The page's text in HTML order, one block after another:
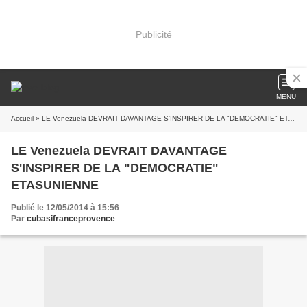
Publicité
MENU
Accueil » LE Venezuela DEVRAIT DAVANTAGE S'INSPIRER DE LA "DEMOCRATIE" ETASUNIENNE
LE Venezuela DEVRAIT DAVANTAGE
S'INSPIRER DE LA "DEMOCRATIE"
ETASUNIENNE
Publié le 12/05/2014 à 15:56
Par cubasifranceprovence